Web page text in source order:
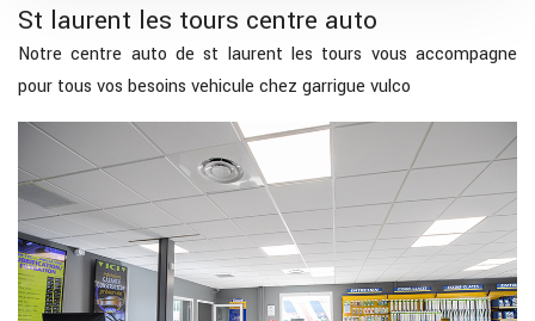
St laurent les tours centre auto
Notre centre auto de st laurent les tours vous accompagne
pour tous vos besoins vehicule chez garrigue vulco